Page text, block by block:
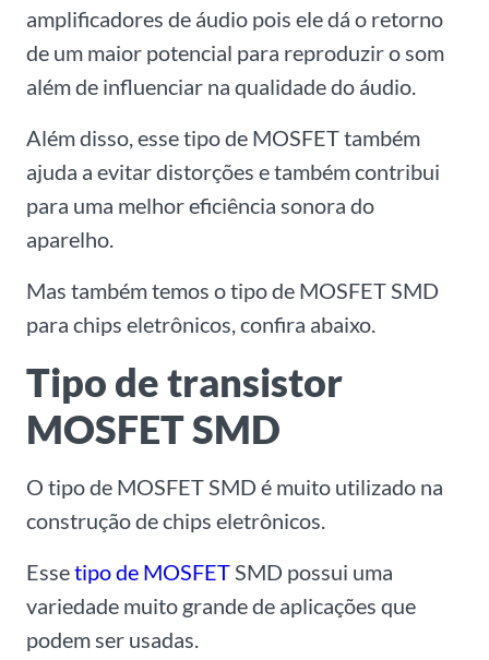
amplificadores de áudio pois ele dá o retorno
de um maior potencial para reproduzir o som
além de influenciar na qualidade do áudio.
Além disso, esse tipo de MOSFET também
ajuda a evitar distorções e também contribui
para uma melhor eficiência sonora do
aparelho.
Mas também temos o tipo de MOSFET SMD
para chips eletrônicos, confira abaixo.
Tipo de transistor
MOSFET SMD
O tipo de MOSFET SMD é muito utilizado na
construção de chips eletrônicos.
Essetipo de MOSFETSMD possui uma
variedade muito grande de aplicações que
podem ser usadas.